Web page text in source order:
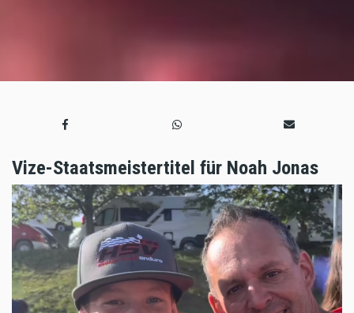
Vize-Staatsmeistertitel für Noah Jonas